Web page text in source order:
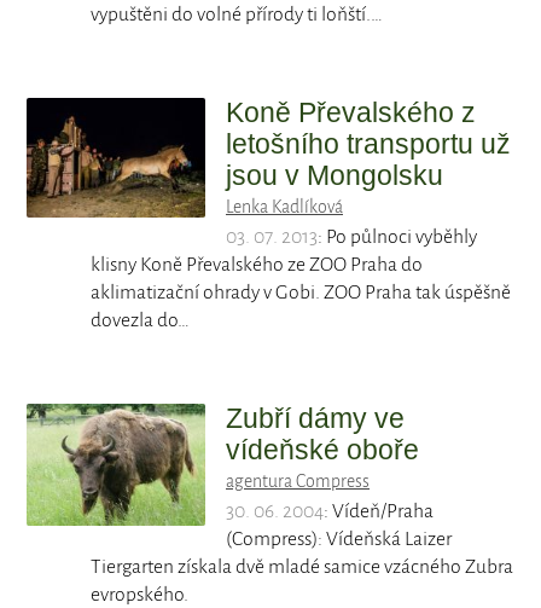
vypuštěni do volné přírody ti loňští.…
Koně Převalského z
letošního transportu už
jsou v Mongolsku
Lenka Kadlíková
03. 07. 2013: Po půlnoci vyběhly
klisny Koně Převalského ze ZOO Praha do
aklimatizační ohrady v Gobi. ZOO Praha tak úspěšně
dovezla do…
Zubří dámy ve
vídeňské oboře
agentura Compress
30. 06. 2004: Vídeň/Praha
(Compress): Vídeňská Laizer
Tiergarten získala dvě mladé samice vzácného Zubra
evropského.